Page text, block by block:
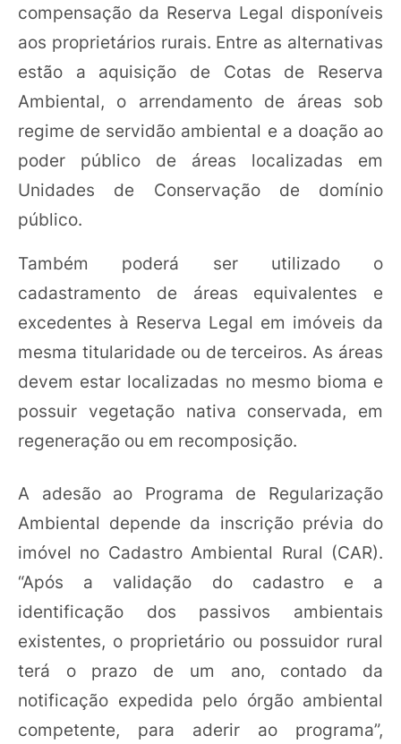
compensação da Reserva Legal disponíveis
aos proprietários rurais. Entre as alternativas
estão a aquisição de Cotas de Reserva
Ambiental, o arrendamento de áreas sob
regime de servidão ambiental e a doação ao
poder público de áreas localizadas em
Unidades de Conservação de domínio
público.
Também poderá ser utilizado o
cadastramento de áreas equivalentes e
excedentes à Reserva Legal em imóveis da
mesma titularidade ou de terceiros. As áreas
devem estar localizadas no mesmo bioma e
possuir vegetação nativa conservada, em
regeneração ou em recomposição.
A adesão ao Programa de Regularização
Ambiental depende da inscrição prévia do
imóvel no Cadastro Ambiental Rural (CAR).
“Após a validação do cadastro e a
identificação dos passivos ambientais
existentes, o proprietário ou possuidor rural
terá o prazo de um ano, contado da
notificação expedida pelo órgão ambiental
competente, para aderir ao programa”,